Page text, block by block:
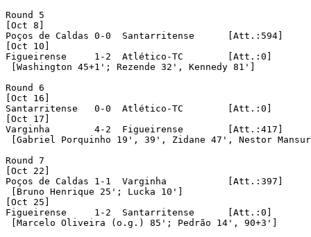
Round 5
[Oct 8]
Poços de Caldas 0-0  Santarritense	[Att.:594]
[Oct 10]
Figueirense	1-2  Atlético-TC	[Att.:0]
[Washington 45+1'; Rezende 32', Kennedy 81']
Round 6
[Oct 16]
Santarritense	0-0  Atlético-TC	[Att.:0]
[Oct 17]
Varginha	4-2  Figueirense	[Att.:417]
[Gabriel Porquinho 19', 39', Zidane 47', Nestor
Round 7
[Oct 22]
Poços de Caldas	1-1  Varginha		[Att.:397]
[Bruno Henrique 25'; Lucka 10']
[Oct 25]
Figueirense	1-2  Santarritense	[Att.:0]
[Marcelo Oliveira (o.g.) 85'; Pedrão 14', 90+3']